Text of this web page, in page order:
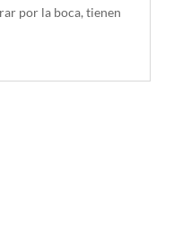
por la boca, tienen